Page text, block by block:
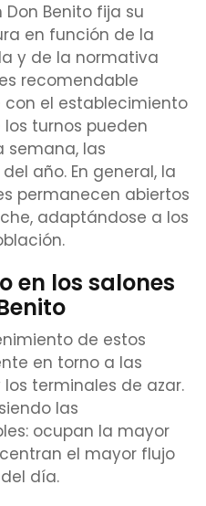
Benito fija su
en función de la
y de la normativa
recomendable
el establecimiento
turnos pueden
semana, las
año. En general, la
permanecen abiertos
adaptándose a los
en los salones
de estos
en torno a las
terminales de azar.
las
ocupan la mayor
el mayor flujo
día.